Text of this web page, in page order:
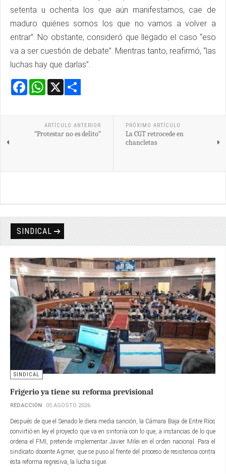
setenta u ochenta los que aún manifestamos, cae de
maduro quiénes somos los que no vamos a volver a
entrar”. No obstante, consideró que llegado el caso “eso
va a ser cuestión de debate”. Mientras tanto, reafirmó, “las
luchas hay que darlas”.
Facebook
WhatsApp
ARTÍCULO ANTERIOR
“Protestar no es delito”
PRÓXIMO ARTÍCULO
La CGT retrocede en
chancletas
SINDICAL
SINDICAL
Frigerio ya tiene su reforma previsional
REDACCIÓN 05 AGOSTO 2026
Después de que el Senado le diera media sanción, la Cámara Baja de Entre Ríos
convirtió en ley el proyecto que va en sintonía con lo que, a instancias de lo que
ordena el FMI, pretende implementar Javier Milei en el orden nacional. Para el
sindicato docente Agmer, que se puso al frente del proceso de resistencia contra
esta reforma regresiva, la lucha sigue.